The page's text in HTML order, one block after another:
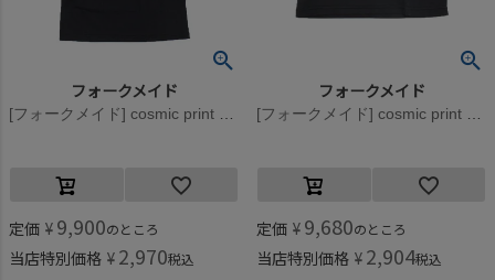
フォークメイド
[フォークメイド] cosmic print ワンピース ブラック
定価 ¥ 9,900のところ
当店特別価格 ¥ 2,970税込
フォークメイド
[フォークメイド] cosmic print Tシャツ ブラック
定価 ¥ 9,680のところ
当店特別価格 ¥ 2,904税込